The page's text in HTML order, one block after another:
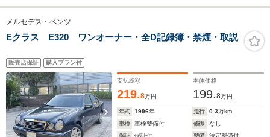
メルセデス・ベンツ
Eクラス E320 ワンオーナー・全D記録簿・禁煙・取説
販売店保証 購入プラン付
支払総額
219.8万円
本体価格
199.8万円
年式 1996年 走行 0.3万km
車検
車検整備付 修復
なし